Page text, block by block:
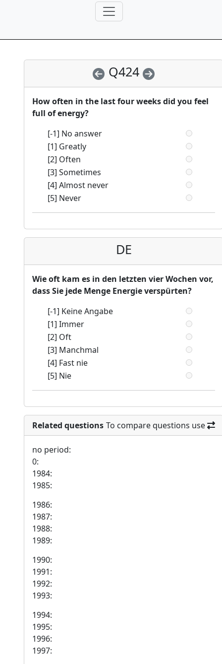
Q424
How often in the last four weeks did you feel
full of energy?
[-1] No answer
[1] Greatly
[2] Often
[3] Sometimes
[4] Almost never
[5] Never
DE
Wie oft kam es in den letzten vier Wochen vor,
dass Sie jede Menge Energie verspürten?
[-1] Keine Angabe
[1] Immer
[2] Oft
[3] Manchmal
[4] Fast nie
[5] Nie
Related questions To compare questions use
no period:
0:
1984:
1985:
1986:
1987:
1988:
1989:
1990:
1991:
1992:
1993:
1994:
1995:
1996:
1997: